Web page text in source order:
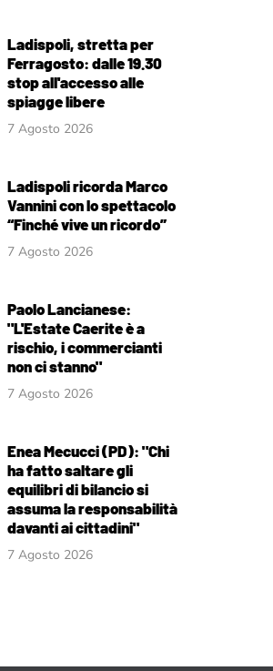
Ladispoli, stretta per
Ferragosto: dalle 19.30
stop all'accesso alle
spiagge libere
7 Agosto 2026
Ladispoli ricorda Marco
Vannini con lo spettacolo
“Finché vive un ricordo”
7 Agosto 2026
Paolo Lancianese:
"L'Estate Caerite è a
rischio, i commercianti
non ci stanno"
7 Agosto 2026
Enea Mecucci (PD): "Chi
ha fatto saltare gli
equilibri di bilancio si
assuma la responsabilità
davanti ai cittadini"
7 Agosto 2026